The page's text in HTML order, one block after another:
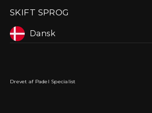
SKIFT SPROG
Drevet af Padel Specialist